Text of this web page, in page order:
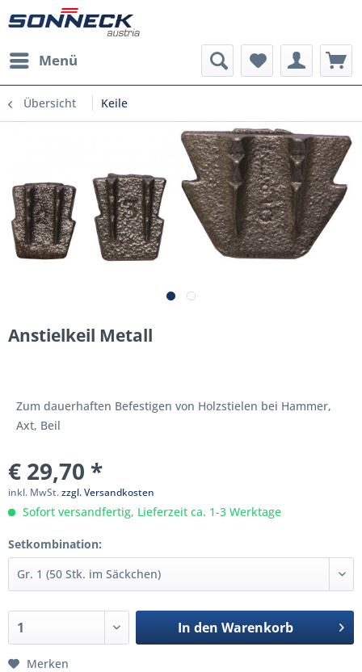
Menü
Übersicht Keile
Anstielkeil Metall
Zum dauerhaften Befestigen von Holzstielen bei Hammer,
Axt, Beil
€ 29,70 *
inkl. MwSt.zzgl. Versandkosten
Sofort versandfertig, Lieferzeit ca. 1-3 Werktage
Setkombination:
In den Warenkorb
Merken